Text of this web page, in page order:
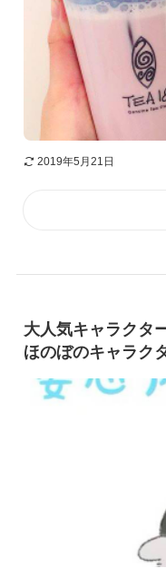
2019年5月21日
大人気キャラクタ
ほのぼのキャラク